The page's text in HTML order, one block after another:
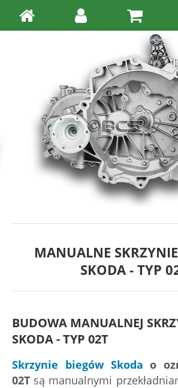
MANUALNE
SKODA - TYP
BUDOWA MANUALNEJ
SKODA - TYP 02T
Skrzynie biegów Skoda o
02T są manualnymi